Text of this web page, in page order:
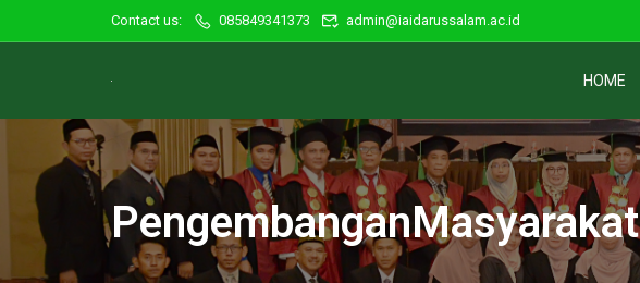
Contact us: 085849341373 admin@iaidarussalam.ac.id
HOME
PengembanganMasyarakat